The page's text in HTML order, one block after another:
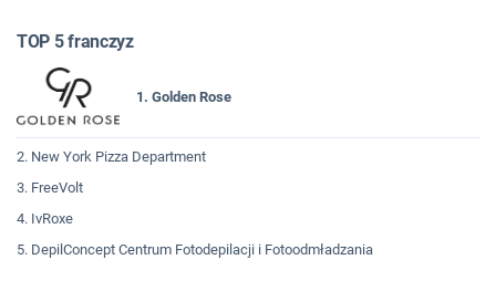
TOP 5 franczyz
1. Golden Rose
2. New York Pizza Department
3. FreeVolt
4. IvRoxe
5. DepilConcept Centrum Fotodepilacji i Fotoodmładzania